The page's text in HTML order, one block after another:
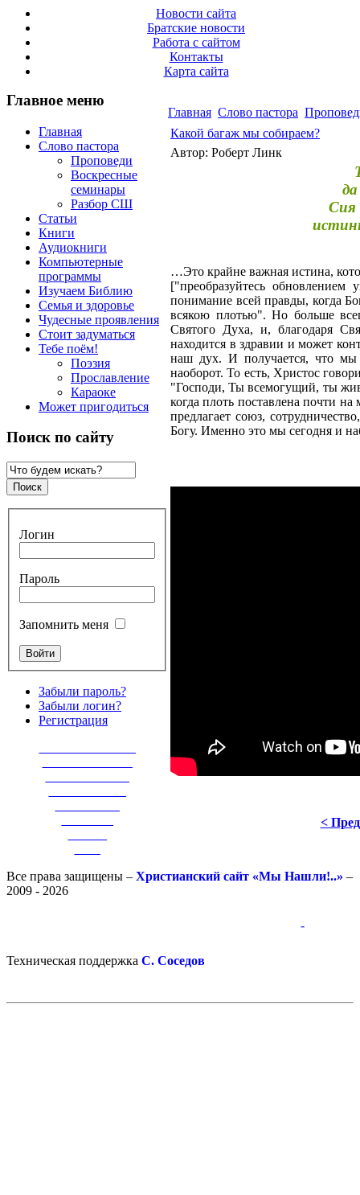
Новости сайта
Братские новости
Работа с сайтом
Контакты
Карта сайта
Главное меню
Главная
Слово пастора
Проповеди
Воскресные
семинары
Разбор СШ
Статьи
Книги
Аудиокниги
Компьютерные
программы
Изучаем Библию
Семья и здоровье
Чудесные проявления
Стоит задуматься
Тебе поём!
Поэзия
Прославление
Караоке
Может пригодиться
Поиск по сайту
Логин
Пароль
Запомнить меня
Забыли пароль?
Забыли логин?
Регистрация
Главная Слово пастора
Какой багаж мы собираем?
Автор: Роберт Линк
Сия
…Это крайне важная истина,
["преобразуйтесь
понимание всей правды, когда
всякою плотью". Но больше
Святого Духа, и, благодаря
находится в здравии и может
наш дух. И получается, что
наоборот. То есть, Христос
"Господи, Ты всемогущий, ты
когда плоть поставлена почти
предлагает союз,
Богу. Именно это мы сегодня и
<
Все права защищены – Христианский сайт «Мы Нашли!..» –
2009 - 2026
-
Техническая поддержка С. Соседов